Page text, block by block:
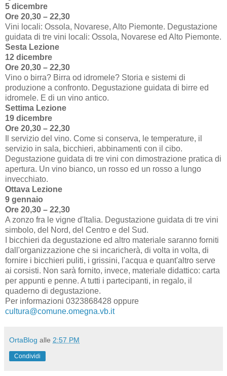
5 dicembre
Ore 20,30 – 22,30
Vini locali: Ossola, Novarese, Alto Piemonte. Degustazione
guidata di tre vini locali: Ossola, Novarese ed Alto Piemonte.
Sesta Lezione
12 dicembre
Ore 20,30 – 22,30
Vino o birra? Birra od idromele? Storia e sistemi di
produzione a confronto. Degustazione guidata di birre ed
idromele. E di un vino antico.
Settima Lezione
19 dicembre
Ore 20,30 – 22,30
Il servizio del vino. Come si conserva, le temperature, il
servizio in sala, bicchieri, abbinamenti con il cibo.
Degustazione guidata di tre vini con dimostrazione pratica di
apertura. Un vino bianco, un rosso ed un rosso a lungo
invecchiato.
Ottava Lezione
9 gennaio
Ore 20,30 – 22,30
A zonzo fra le vigne d'Italia. Degustazione guidata di tre vini
simbolo, del Nord, del Centro e del Sud.
I bicchieri da degustazione ed altro materiale saranno forniti
dall'organizzazione che si incaricherà, di volta in volta, di
fornire i bicchieri puliti, i grissini, l'acqua e quant'altro serve
ai corsisti. Non sarà fornito, invece, materiale didattico: carta
per appunti e penne. A tutti i partecipanti, in regalo, il
quaderno di degustazione.
Per informazioni 0323868428 oppure
cultura@comune.omegna.vb.it
OrtaBlog alle 2:57 PM
Condividi